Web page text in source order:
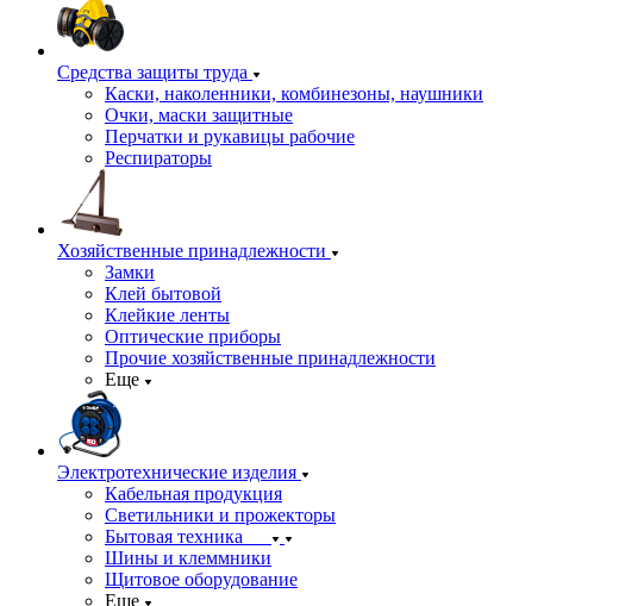
Средства защиты труда
Каски, наколенники, комбинезоны, наушники
Очки, маски защитные
Перчатки и рукавицы рабочие
Респираторы
Хозяйственные принадлежности
Замки
Клей бытовой
Клейкие ленты
Оптические приборы
Прочие хозяйственные принадлежности
Еще
Электротехнические изделия
Кабельная продукция
Светильники и прожекторы
Бытовая техника
Шины и клеммники
Щитовое оборудование
Еще